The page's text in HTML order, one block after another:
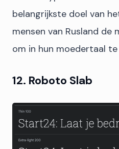
belangrijkste doel van
mensen van Rusland de
om in hun moedertaal
12. Roboto Slab